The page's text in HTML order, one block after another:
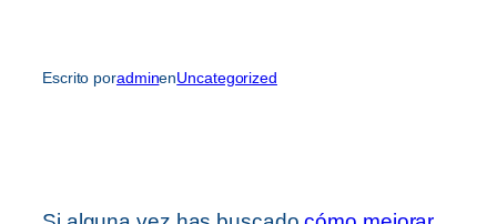
Escrito poradminenUncategorized